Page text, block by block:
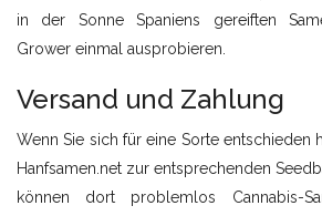
in der Sonne Spaniens gereiften
Grower einmal ausprobieren.
Versand und Zahlung
Wenn Sie sich für eine Sorte entschieden
Hanfsamen.net zur entsprechenden
können dort problemlos Cannabis-